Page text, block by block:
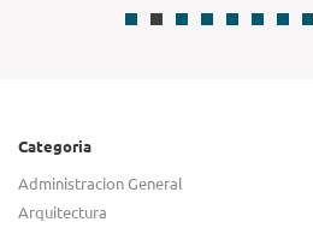
Categoria
Administracion General
Arquitectura